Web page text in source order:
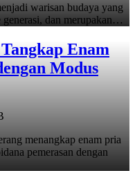
warisan budaya yang
generasi, dan merupakan…
Enam
Modus
menangkap enam pria
pemerasan dengan